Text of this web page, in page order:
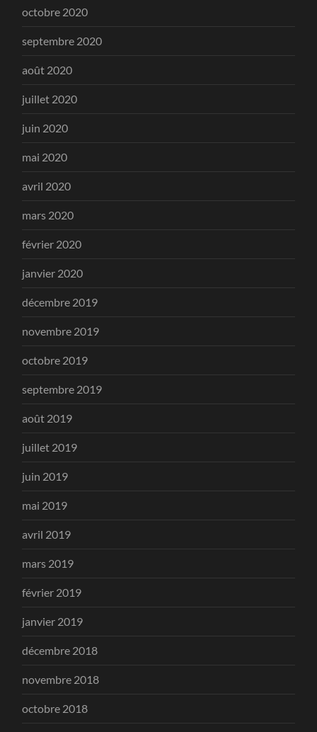
octobre 2020
septembre 2020
août 2020
juillet 2020
juin 2020
mai 2020
avril 2020
mars 2020
février 2020
janvier 2020
décembre 2019
novembre 2019
octobre 2019
septembre 2019
août 2019
juillet 2019
juin 2019
mai 2019
avril 2019
mars 2019
février 2019
janvier 2019
décembre 2018
novembre 2018
octobre 2018